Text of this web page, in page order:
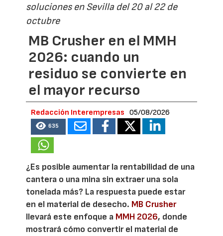
soluciones en Sevilla del 20 al 22 de
octubre
MB Crusher en el MMH
2026: cuando un
residuo se convierte en
el mayor recurso
Redacción Interempresas 05/08/2026
635
¿Es posible aumentar la rentabilidad de una
cantera o una mina sin extraer una sola
tonelada más? La respuesta puede estar
en el material de desecho. MB Crusher
llevará este enfoque a MMH 2026, donde
mostrará cómo convertir el material de